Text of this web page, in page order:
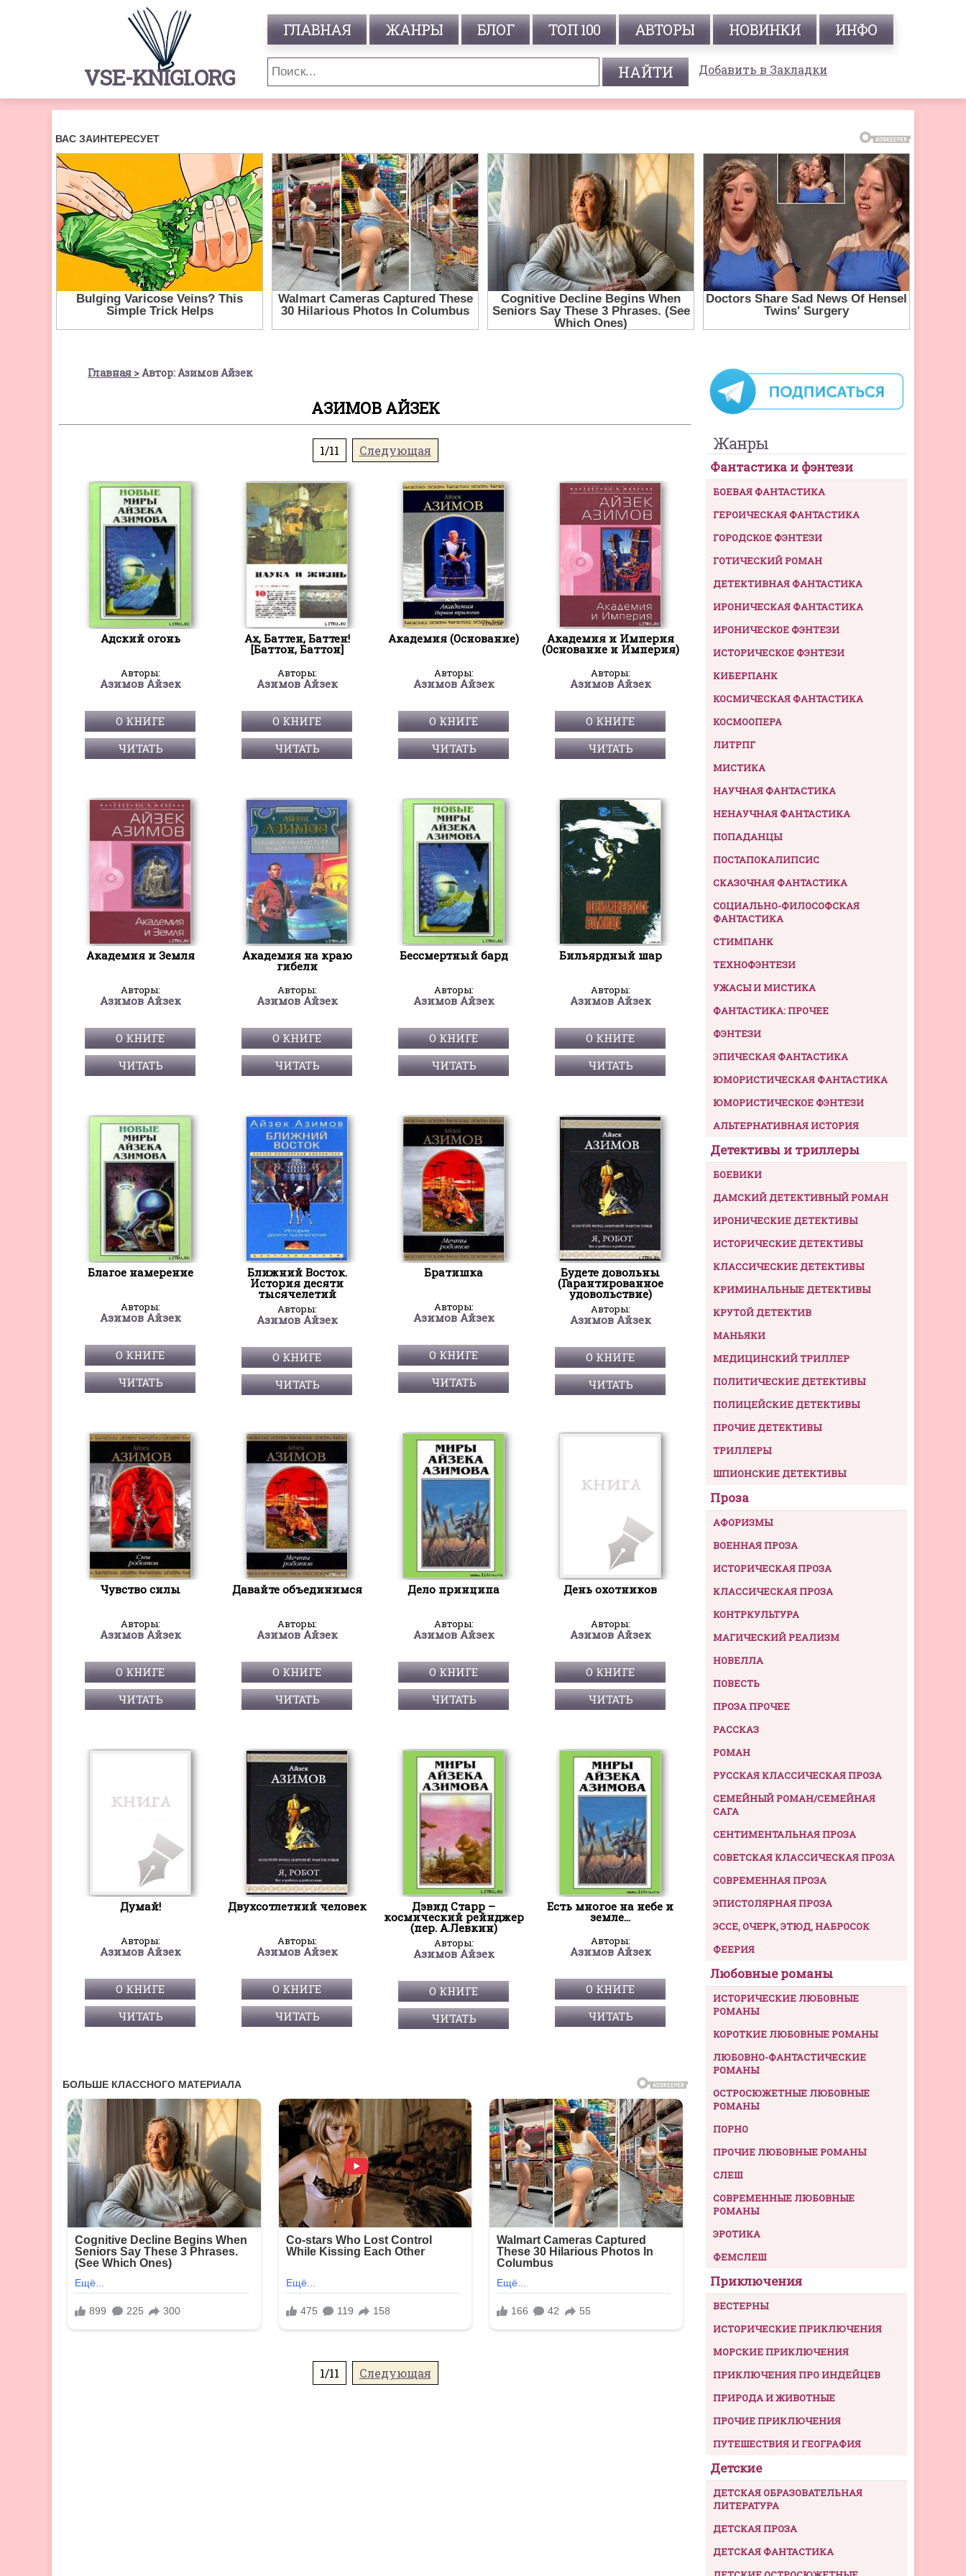
VSE-KNIGI.ORG
ГЛАВНАЯ ЖАНРЫ БЛОГ ТОП 100 АВТОРЫ НОВИНКИ ИНФО
Добавить в Закладки
Главная Автор: Азимов Айзек
АЗИМОВ АЙЗЕК
1/11 Следующая
Адский огонь
Авторы:
Азимов Айзек
О КНИГЕ
ЧИТАТЬ
Ах, Баттен, Баттен!
[Баттон, Баттон]
Авторы:
Азимов Айзек
О КНИГЕ
ЧИТАТЬ
Академия (Основание)
Авторы:
Азимов Айзек
О КНИГЕ
ЧИТАТЬ
Академия и Империя
(Основание и Империя)
Авторы:
Азимов Айзек
О КНИГЕ
ЧИТАТЬ
Академия и Земля
Авторы:
Азимов Айзек
О КНИГЕ
ЧИТАТЬ
Академия на краю
гибели
Авторы:
Азимов Айзек
О КНИГЕ
ЧИТАТЬ
Бессмертный бард
Авторы:
Азимов Айзек
О КНИГЕ
ЧИТАТЬ
Бильярдный шар
Авторы:
Азимов Айзек
О КНИГЕ
ЧИТАТЬ
Благое намерение
Авторы:
Азимов Айзек
О КНИГЕ
ЧИТАТЬ
Ближний Восток.
История десяти
тысячелетий
Авторы:
Азимов Айзек
О КНИГЕ
ЧИТАТЬ
Братишка
Авторы:
Азимов Айзек
О КНИГЕ
ЧИТАТЬ
Будете довольны
(Гарантированное
удовольствие)
Авторы:
Азимов Айзек
О КНИГЕ
ЧИТАТЬ
Чувство силы
Авторы:
Азимов Айзек
О КНИГЕ
ЧИТАТЬ
Давайте объединимся
Авторы:
Азимов Айзек
О КНИГЕ
ЧИТАТЬ
Дело принципа
Авторы:
Азимов Айзек
О КНИГЕ
ЧИТАТЬ
День охотников
Авторы:
Азимов Айзек
О КНИГЕ
ЧИТАТЬ
Думай!
Авторы:
Азимов Айзек
О КНИГЕ
ЧИТАТЬ
Двухсотлетний человек
Авторы:
Азимов Айзек
О КНИГЕ
ЧИТАТЬ
Дэвид Старр –
космический рейнджер
(пер. А.Левкин)
Авторы:
Азимов Айзек
О КНИГЕ
ЧИТАТЬ
Есть многое на небе и
земле…
Авторы:
Азимов Айзек
О КНИГЕ
ЧИТАТЬ
1/11 Следующая
Жанры
Фантастика и фэнтези
БОЕВАЯ ФАНТАСТИКА
ГЕРОИЧЕСКАЯ ФАНТАСТИКА
ГОРОДСКОЕ ФЭНТЕЗИ
ГОТИЧЕСКИЙ РОМАН
ДЕТЕКТИВНАЯ ФАНТАСТИКА
ИРОНИЧЕСКАЯ ФАНТАСТИКА
ИРОНИЧЕСКОЕ ФЭНТЕЗИ
ИСТОРИЧЕСКОЕ ФЭНТЕЗИ
КИБЕРПАНК
КОСМИЧЕСКАЯ ФАНТАСТИКА
КОСМООПЕРА
ЛИТРПГ
МИСТИКА
НАУЧНАЯ ФАНТАСТИКА
НЕНАУЧНАЯ ФАНТАСТИКА
ПОПАДАНЦЫ
ПОСТАПОКАЛИПСИС
СКАЗОЧНАЯ ФАНТАСТИКА
СОЦИАЛЬНО-ФИЛОСОФСКАЯ
ФАНТАСТИКА
СТИМПАНК
ТЕХНОФЭНТЕЗИ
УЖАСЫ И МИСТИКА
ФАНТАСТИКА: ПРОЧЕЕ
ФЭНТЕЗИ
ЭПИЧЕСКАЯ ФАНТАСТИКА
ЮМОРИСТИЧЕСКАЯ ФАНТАСТИКА
ЮМОРИСТИЧЕСКОЕ ФЭНТЕЗИ
АЛЬТЕРНАТИВНАЯ ИСТОРИЯ
Детективы и триллеры
БОЕВИКИ
ДАМСКИЙ ДЕТЕКТИВНЫЙ РОМАН
ИРОНИЧЕСКИЕ ДЕТЕКТИВЫ
ИСТОРИЧЕСКИЕ ДЕТЕКТИВЫ
КЛАССИЧЕСКИЕ ДЕТЕКТИВЫ
КРИМИНАЛЬНЫЕ ДЕТЕКТИВЫ
КРУТОЙ ДЕТЕКТИВ
МАНЬЯКИ
МЕДИЦИНСКИЙ ТРИЛЛЕР
ПОЛИТИЧЕСКИЕ ДЕТЕКТИВЫ
ПОЛИЦЕЙСКИЕ ДЕТЕКТИВЫ
ПРОЧИЕ ДЕТЕКТИВЫ
ТРИЛЛЕРЫ
ШПИОНСКИЕ ДЕТЕКТИВЫ
Проза
АФОРИЗМЫ
ВОЕННАЯ ПРОЗА
ИСТОРИЧЕСКАЯ ПРОЗА
КЛАССИЧЕСКАЯ ПРОЗА
КОНТРКУЛЬТУРА
МАГИЧЕСКИЙ РЕАЛИЗМ
НОВЕЛЛА
ПОВЕСТЬ
ПРОЗА ПРОЧЕЕ
РАССКАЗ
РОМАН
РУССКАЯ КЛАССИЧЕСКАЯ ПРОЗА
СЕМЕЙНЫЙ РОМАН/СЕМЕЙНАЯ
САГА
СЕНТИМЕНТАЛЬНАЯ ПРОЗА
СОВЕТСКАЯ КЛАССИЧЕСКАЯ ПРОЗА
СОВРЕМЕННАЯ ПРОЗА
ЭПИСТОЛЯРНАЯ ПРОЗА
ЭССЕ, ОЧЕРК, ЭТЮД, НАБРОСОК
ФЕЕРИЯ
Любовные романы
ИСТОРИЧЕСКИЕ ЛЮБОВНЫЕ
РОМАНЫ
КОРОТКИЕ ЛЮБОВНЫЕ РОМАНЫ
ЛЮБОВНО-ФАНТАСТИЧЕСКИЕ
РОМАНЫ
ОСТРОСЮЖЕТНЫЕ ЛЮБОВНЫЕ
РОМАНЫ
ПОРНО
ПРОЧИЕ ЛЮБОВНЫЕ РОМАНЫ
СЛЕШ
СОВРЕМЕННЫЕ ЛЮБОВНЫЕ
РОМАНЫ
ЭРОТИКА
ФЕМСЛЕШ
Приключения
ВЕСТЕРНЫ
ИСТОРИЧЕСКИЕ ПРИКЛЮЧЕНИЯ
МОРСКИЕ ПРИКЛЮЧЕНИЯ
ПРИКЛЮЧЕНИЯ ПРО ИНДЕЙЦЕВ
ПРИРОДА И ЖИВОТНЫЕ
ПРОЧИЕ ПРИКЛЮЧЕНИЯ
ПУТЕШЕСТВИЯ И ГЕОГРАФИЯ
Детские
ДЕТСКАЯ ОБРАЗОВАТЕЛЬНАЯ
ЛИТЕРАТУРА
ДЕТСКАЯ ПРОЗА
ДЕТСКАЯ ФАНТАСТИКА